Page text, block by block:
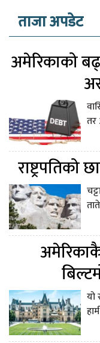
ताजा अपडेट
अमेरिकाको
तर
राष्ट्रपतिको
यो